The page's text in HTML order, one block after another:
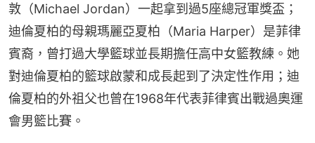
敦（Michael Jordan）一起拿到過5座總冠軍獎盃；
迪倫夏柏的母親瑪麗亞夏柏（Maria Harper）是菲律
賓裔，曾打過大學籃球並長期擔任高中女籃教練。她
對迪倫夏柏的籃球啟蒙和成長起到了決定性作用；迪
倫夏柏的外祖父也曾在1968年代表菲律賓出戰過奧運
會男籃比賽。